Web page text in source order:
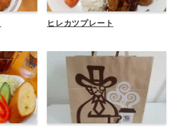
ヒレカツプレート